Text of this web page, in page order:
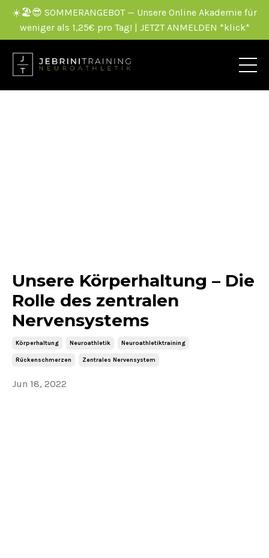
☀️🏖️😎 SOMMERANGEBOT — Unsere Online Akademie für
weniger als 1,25€ pro Tag! | JETZT ANMELDEN *klick*
Unsere Körperhaltung – Die
Rolle des zentralen
Nervensystems
Körperhaltung Neuroathletik Neuroathletiktraining
Rückenschmerzen Zentrales Nervensystem
Jun 18, 2022